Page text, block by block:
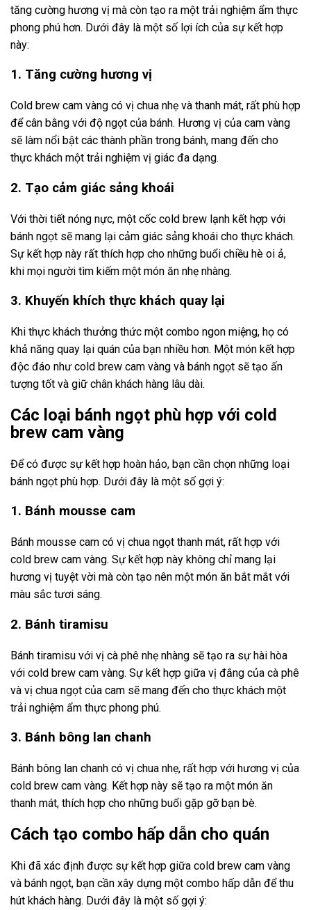
tăng cường hương vị mà còn tạo ra một trải nghiệm ẩm thực
phong phú hơn. Dưới đây là một số lợi ích của sự kết hợp
này:
1. Tăng cường hương vị
Cold brew cam vàng có vị chua nhẹ và thanh mát, rất phù hợp
để cân bằng với độ ngọt của bánh. Hương vị của cam vàng
sẽ làm nổi bật các thành phần trong bánh, mang đến cho
thực khách một trải nghiệm vị giác đa dạng.
2. Tạo cảm giác sảng khoái
Với thời tiết nóng nực, một cốc cold brew lạnh kết hợp với
bánh ngọt sẽ mang lại cảm giác sảng khoái cho thực khách.
Sự kết hợp này rất thích hợp cho những buổi chiều hè oi ả,
khi mọi người tìm kiếm một món ăn nhẹ nhàng.
3. Khuyến khích thực khách quay lại
Khi thực khách thưởng thức một combo ngon miệng, họ có
khả năng quay lại quán của bạn nhiều hơn. Một món kết hợp
độc đáo như cold brew cam vàng và bánh ngọt sẽ tạo ấn
tượng tốt và giữ chân khách hàng lâu dài.
Các loại bánh ngọt phù hợp với cold
brew cam vàng
Để có được sự kết hợp hoàn hảo, bạn cần chọn những loại
bánh ngọt phù hợp. Dưới đây là một số gợi ý:
1. Bánh mousse cam
Bánh mousse cam có vị chua ngọt thanh mát, rất hợp với
cold brew cam vàng. Sự kết hợp này không chỉ mang lại
hương vị tuyệt vời mà còn tạo nên một món ăn bắt mắt với
màu sắc tươi sáng.
2. Bánh tiramisu
Bánh tiramisu với vị cà phê nhẹ nhàng sẽ tạo ra sự hài hòa
với cold brew cam vàng. Sự kết hợp giữa vị đắng của cà phê
và vị chua ngọt của cam sẽ mang đến cho thực khách một
trải nghiệm ẩm thực phong phú.
3. Bánh bông lan chanh
Bánh bông lan chanh có vị chua nhẹ, rất hợp với hương vị của
cold brew cam vàng. Kết hợp này sẽ tạo ra một món ăn
thanh mát, thích hợp cho những buổi gặp gỡ bạn bè.
Cách tạo combo hấp dẫn cho quán
Khi đã xác định được sự kết hợp giữa cold brew cam vàng
và bánh ngọt, bạn cần xây dựng một combo hấp dẫn để thu
hút khách hàng. Dưới đây là một số gợi ý: